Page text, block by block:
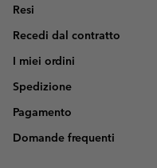
Resi
Recedi dal contratto
I miei ordini
Spedizione
Pagamento
Domande frequenti